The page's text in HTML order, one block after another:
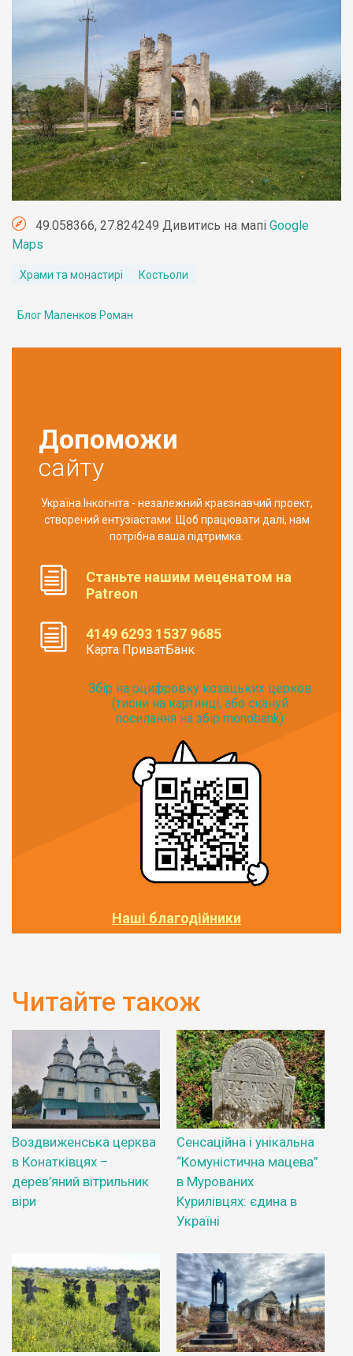
49.058366, 27.824249 Дивитись на мапі Google
Maps
Храми та монастирі Костьоли
Блог Маленков Роман
Допоможи
сайту
Україна Інкогніта - незалежний краєзнавчий проект,
створений ентузіастами. Щоб працювати далі, нам
потрібна ваша підтримка.
Станьте нашим меценатом на
Patreon
4149 6293 1537 9685
Карта ПриватБанк
Збір на оцифровку козацьких церков
(тисни на картинці, або скануй
посилання на збір monobank):
Наші благодійники
Читайте також
Воздвиженська церква
в Конатківцях –
дерев’яний вітрильник
віри
Сенсаційна і унікальна
“Комуністична мацева”
в Мурованих
Курилівцях: єдина в
Україні